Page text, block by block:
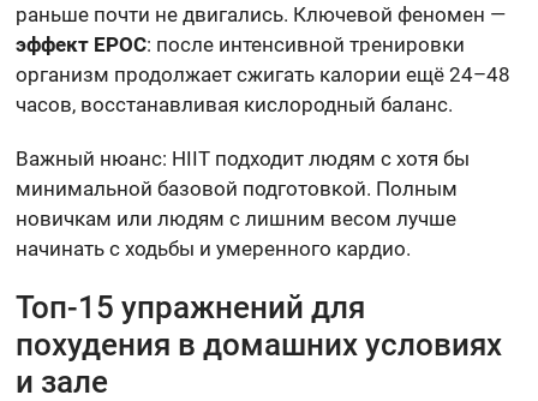
раньше почти не двигались. Ключевой феномен —
эффект EPOC: после интенсивной тренировки
организм продолжает сжигать калории ещё 24–48
часов, восстанавливая кислородный баланс.
Важный нюанс: HIIT подходит людям с хотя бы
минимальной базовой подготовкой. Полным
новичкам или людям с лишним весом лучше
начинать с ходьбы и умеренного кардио.
Топ-15 упражнений для
похудения в домашних условиях
и зале